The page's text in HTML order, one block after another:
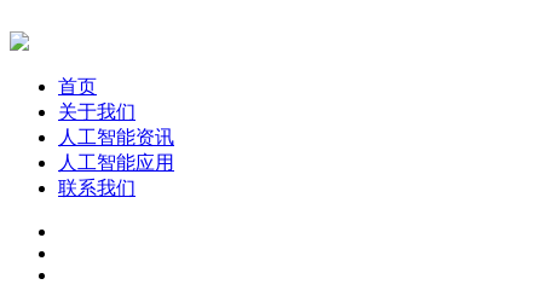
首页
关于我们
人工智能资讯
人工智能应用
联系我们